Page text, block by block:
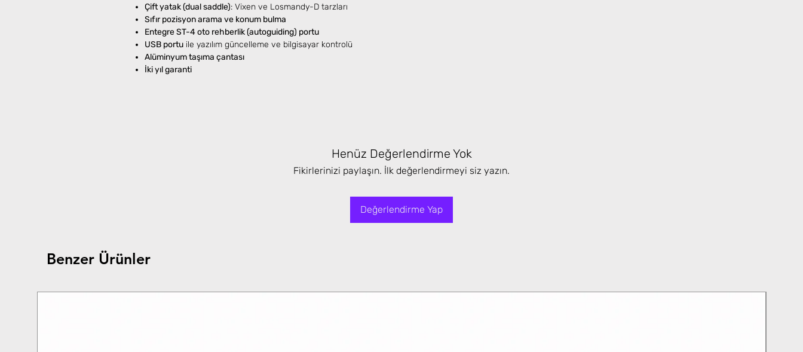
Çift yatak (dual saddle): Vixen ve Losmandy-D tarzları
Sıfır pozisyon arama ve konum bulma
Entegre ST-4 oto rehberlik (autoguiding) portu
USB portu ile yazılım güncelleme ve bilgisayar kontrolü
Alüminyum taşıma çantası
İki yıl garanti
Henüz Değerlendirme Yok
Fikirlerinizi paylaşın. İlk değerlendirmeyi siz yazın.
Değerlendirme Yap
Benzer Ürünler